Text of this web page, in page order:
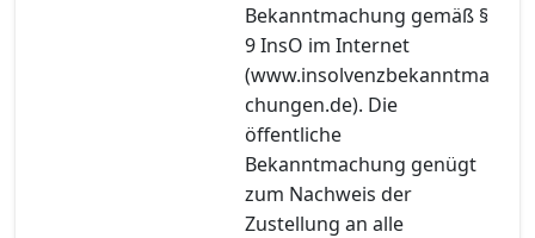
Bekanntmachung gemäß §
9 InsO im Internet
(www.insolvenzbekanntma
chungen.de). Die
öffentliche
Bekanntmachung genügt
zum Nachweis der
Zustellung an alle